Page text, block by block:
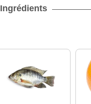
Ingrédients